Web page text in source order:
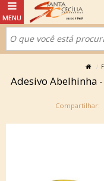
Adesivo Abelhinha